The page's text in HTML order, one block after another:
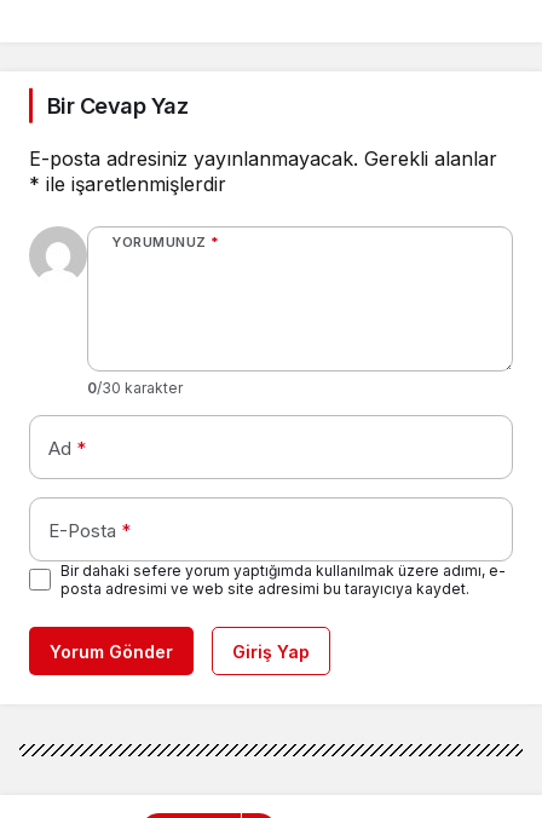
Bir Cevap Yaz
E-posta adresiniz yayınlanmayacak. Gerekli alanlar
* ile işaretlenmişlerdir
YORUMUNUZ *
0/30 karakter
Ad *
E-Posta *
Bir dahaki sefere yorum yaptığımda kullanılmak üzere adımı, e-
posta adresimi ve web site adresimi bu tarayıcıya kaydet.
Yorum Gönder Giriş Yap